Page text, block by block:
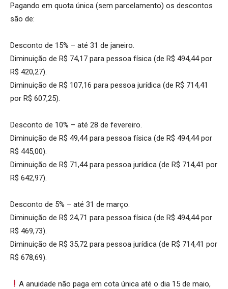
Pagando em quota única (sem parcelamento) os descontos
são de:
Desconto de 15% – até 31 de janeiro.
Diminuição de R$ 74,17 para pessoa física (de R$ 494,44 por
R$ 420,27).
Diminuição de R$ 107,16 para pessoa jurídica (de R$ 714,41
por R$ 607,25).
Desconto de 10% – até 28 de fevereiro.
Diminuição de R$ 49,44 para pessoa física (de R$ 494,44 por
R$ 445,00).
Diminuição de R$ 71,44 para pessoa jurídica (de R$ 714,41 por
R$ 642,97).
Desconto de 5% – até 31 de março.
Diminuição de R$ 24,71 para pessoa física (de R$ 494,44 por
R$ 469,73).
Diminuição de R$ 35,72 para pessoa jurídica (de R$ 714,41 por
R$ 678,69).
A anuidade não paga em cota única até o dia 15 de maio,